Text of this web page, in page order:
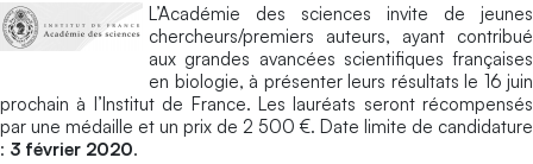
L’Académie des sciences invite de jeunes
chercheurs/premiers auteurs, ayant contribué
aux grandes avancées scientifiques françaises
en biologie, à présenter leurs résultats le 16 juin
prochain à l’Institut de France. Les lauréats seront récompensés
par une médaille et un prix de 2 500 €. Date limite de candidature
: 3 février 2020.